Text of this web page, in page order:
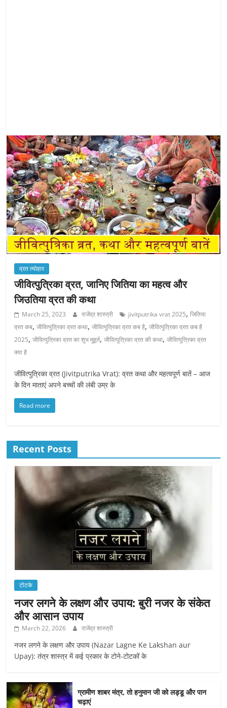
व्रत त्योहार
जीवित्पुत्रिका व्रत, जानिए जितिया का महत्व और
जिउतिया व्रत की कथा
March 25, 2023 राजेंद्र शास्त्री jivitputrika vrat 2025,जितिया
व्रत कब,जीवित्पुत्रिका व्रत कथा,जीवित्पुत्रिका व्रत कब है,जीवित्पुत्रिका व्रत कब है
2025,जीवित्पुत्रिका व्रत का शुभ मुहूर्त,जीवित्पुत्रिका व्रत की कथा,जीवित्पुत्रिका व्रत
क्या है
जीवित्पुत्रिका व्रत (Jivitputrika Vrat): व्रत कथा और महत्वपूर्ण बातें – आज
के दिन माताएं अपने बच्चों की लंबी उम्र के
Read more
Recent Posts
टोटके
नजर लगने के लक्षण और उपाय: बुरी नजर के संकेत
और आसान उपाय
March 22, 2026 राजेंद्र शास्त्री
नजर लगने के लक्षण और उपाय (Nazar Lagne Ke Lakshan aur
Upay): तंत्र शास्त्र में कई प्रकार के टोने-टोटकों के
ग्रामीण शाबर मंत्र, तो हनुमान जी को लड्डू और पान
चढ़ाएं